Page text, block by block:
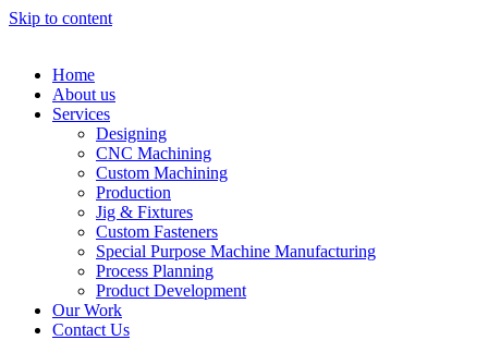
Skip to content
Home
About us
Services
Designing
CNC Machining
Custom Machining
Production
Jig & Fixtures
Custom Fasteners
Special Purpose Machine Manufacturing
Process Planning
Product Development
Our Work
Contact Us